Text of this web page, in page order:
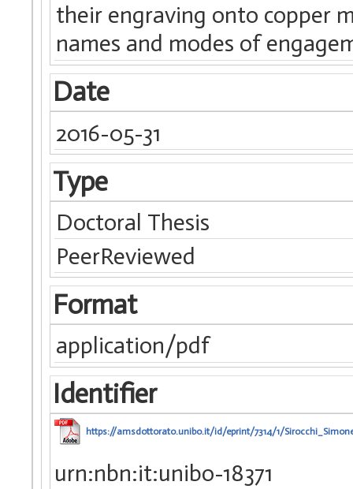
their engraving onto copper
names and modes of
Date
2016-05-31
Type
Doctoral Thesis
PeerReviewed
Format
application/pdf
Identifier
https://amsdottorato.unibo.it/id/eprint/7314/1/
urn:nbn:it:unibo-18371